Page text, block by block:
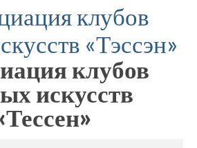
клубов
искусств